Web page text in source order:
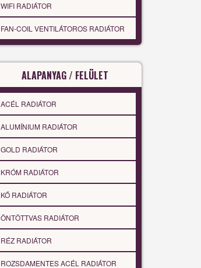
WIFI RADIÁTOR
FAN-COIL VENTILÁTOROS RADIÁTOR
ALAPANYAG / FELÜLET
ACÉL RADIÁTOR
ALUMÍNIUM RADIÁTOR
GOLD RADIÁTOR
KRÓM RADIÁTOR
KŐ RADIÁTOR
ÖNTÖTTVAS RADIÁTOR
RÉZ RADIÁTOR
ROZSDAMENTES ACÉL RADIÁTOR